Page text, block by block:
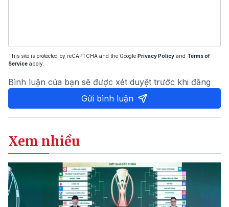
This site is protected by reCAPTCHA and the Google Privacy Policy and Terms of
Service apply.
Bình luận của bạn sẽ được xét duyệt trước khi đăng
Gửi bình luận
Xem nhiều